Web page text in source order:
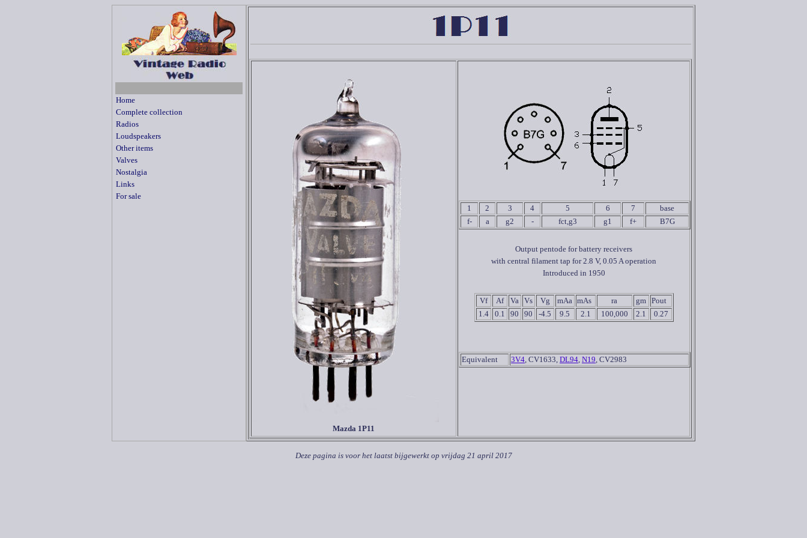
Home
Complete collection
Radios
Loudspeakers
Other items
Valves
Nostalgia
Links
For sale
Mazda 1P11
1 2 3 4 5 6 7
base
f-
a g2 - fct,g3 g1 f+ B7G
Output pentode for battery receivers
with central filament tap for 2.8 V, 0.05 A operation
Introduced in 1950
Vf Af Va Vs Vg mAa mAs ra gm Pout
1.4
0.1 90 90 -4.5 9.5 2.1 100,000 2.1 0.27
Equivalent 3V4, CV1633, DL94, N19, CV2983
Deze pagina is voor het laatst bijgewerkt op vrijdag 21 april 2017